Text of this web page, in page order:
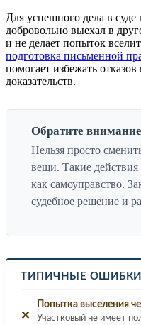
Для успешного дела в суде
добровольно выехал в
и не делает попыток
подготовка письменной
помогает избежать отказов
доказательств.
Обратите
Нельзя просто
вещи. Такие
как самоуправство.
судебное решение и
ТИПИЧНЫЕ
✕
Попытка выселения
Участковый не имеет